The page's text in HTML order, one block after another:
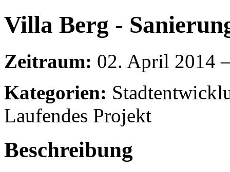
Villa Berg -
Zeitraum: 02. April 2014
Kategorien:
Laufendes Projekt
Beschreibung